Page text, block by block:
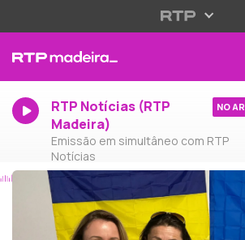
RTP Notícias (RTP
Madeira)
Emissão em simultâneo com RTP
Notícias
NO AR